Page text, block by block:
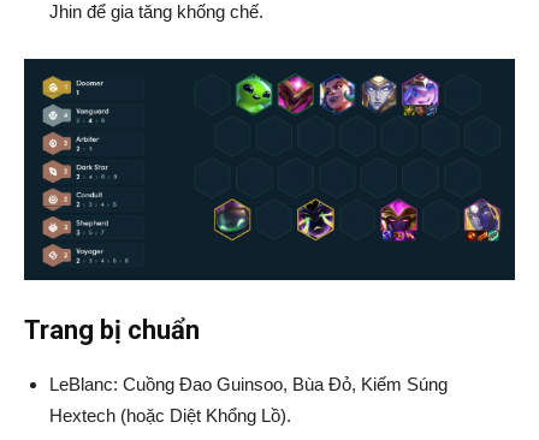
Jhin để gia tăng khống chế.
Trang bị chuẩn
LeBlanc: Cuồng Đao Guinsoo, Bùa Đỏ, Kiếm Súng
Hextech (hoặc Diệt Khổng Lồ).